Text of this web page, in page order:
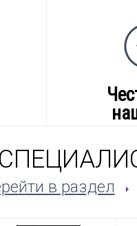
в раздел